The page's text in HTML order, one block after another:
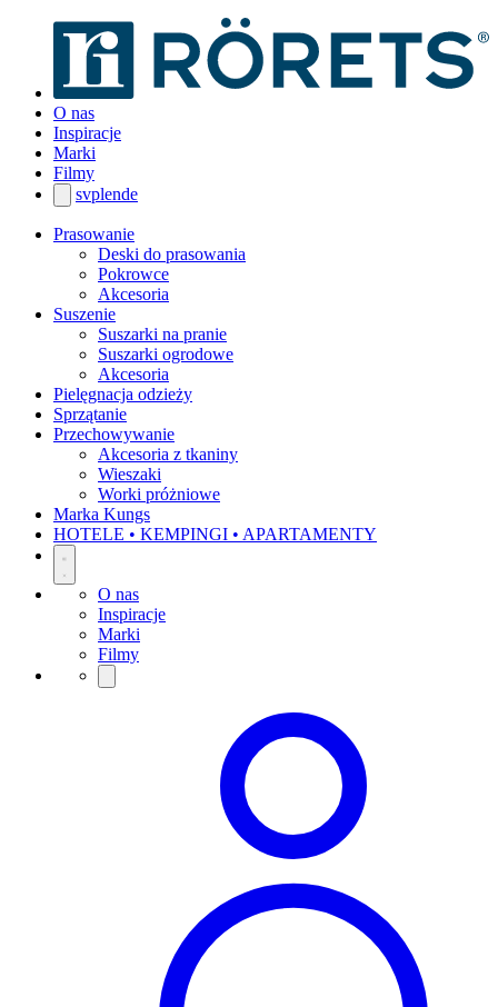
O nas
Inspiracje
Marki
Filmy
svplende
Prasowanie
Deski do prasowania
Pokrowce
Akcesoria
Suszenie
Suszarki na pranie
Suszarki ogrodowe
Akcesoria
Pielęgnacja odzieży
Sprzątanie
Przechowywanie
Akcesoria z tkaniny
Wieszaki
Worki próżniowe
Marka Kungs
HOTELE • KEMPINGI • APARTAMENTY
O nas
Inspiracje
Marki
Filmy